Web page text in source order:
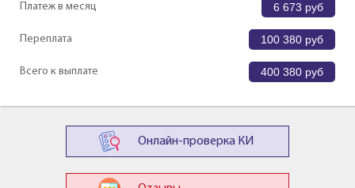
Платеж в месяц 6 673 руб
Переплата 100 380 руб
Всего к выплате 400 380 руб
Онлайн-проверка КИ